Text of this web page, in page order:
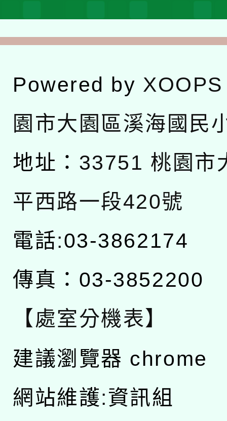
Powered by XOOPS
園市大園區溪海國民
地址： 33751 桃園市
平西路一段420號
電話:03-3862174
傳真：03-3852200
【處室分機表】
建議瀏覽器 chrome
網站維護:資訊組